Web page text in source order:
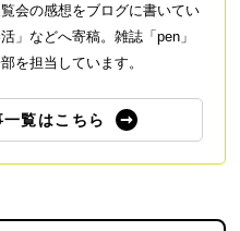
会の感想をブログに書いてい
」などへ寄稿。雑誌「pen」
を担当しています。
覧はこちら